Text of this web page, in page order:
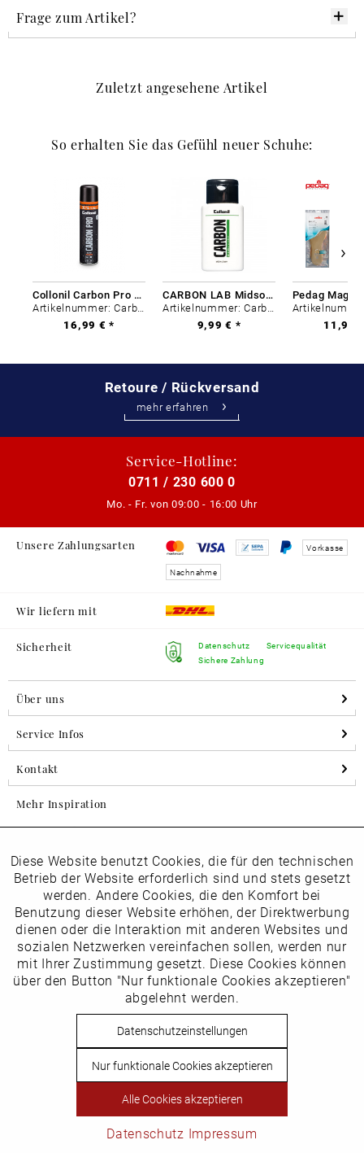
Frage zum Artikel?
Zuletzt angesehene Artikel
So erhalten Sie das Gefühl neuer Schuhe:
Collonil Carbon Pro 400 ml
Artikelnummer: Carbon-0
16,99 € *
CARBON LAB Midsole Cleaner
Artikelnummer: Carbon-0
9,99 € *
11,99
Retoure / Rückversand
mehr erfahren
Service-Hotline:
0711 / 230 600 0
Mo. - Fr. von 09:00 - 16:00 Uhr
Unsere Zahlungsarten Vorkasse
Nachnahme
Wir liefern mit
Sicherheit
Datenschutz
Sichere Zahlung
Servicequalität
Über uns
Service Infos
Kontakt
Mehr Inspiration
Folgen Sie uns auf Instagram
horsch_schuhe
Newsletter
Datenschutzbestimmungenhabe ich zur Kenntnis
vom Newsletter abmelden.
Vertrag widerrufen
Copyright © Schuhhaus Horsch. * Alle Preise inkl.
steuerbefreit.
Funktionale Aktiv
Marketing Inaktiv
Tracking Inaktiv
Inaktiv
Diese Website benutzt Cookies, die für den technischen
Betrieb der Website erforderlich sind und stets gesetzt
werden. Andere Cookies, die den Komfort bei
Benutzung dieser Website erhöhen, der Direktwerbung
dienen oder die Interaktion mit anderen Websites und
sozialen Netzwerken vereinfachen sollen, werden nur
mit Ihrer Zustimmung gesetzt. Diese Cookies können
über den Button "Nur funktionale Cookies akzeptieren"
abgelehnt werden.
Datenschutzeinstellungen
Nur funktionale Cookies akzeptieren
Alle Cookies akzeptieren
Datenschutz Impressum